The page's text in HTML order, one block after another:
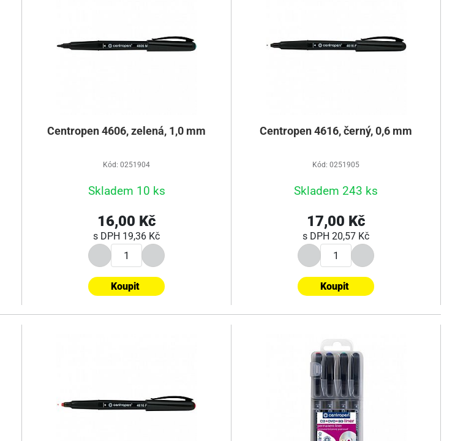
Centropen 4606, zelená, 1,0 mm
Kód: 0251904
Skladem 10 ks
16,00 Kč
s DPH 19,36 Kč
Koupit
Centropen 4616, černý, 0,6 mm
Kód: 0251905
Skladem 243 ks
17,00 Kč
s DPH 20,57 Kč
Koupit